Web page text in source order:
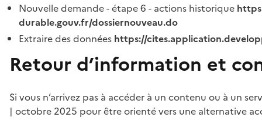
Nouvelle demande - étape 6 - actions historique
durable.gouv.fr/dossiernouveau.do
Extraire des données https://
Retour d’information et
Si vous n’arrivez pas à accéder à un contenu ou à un
| octobre 2025 pour être orienté vers une alternative